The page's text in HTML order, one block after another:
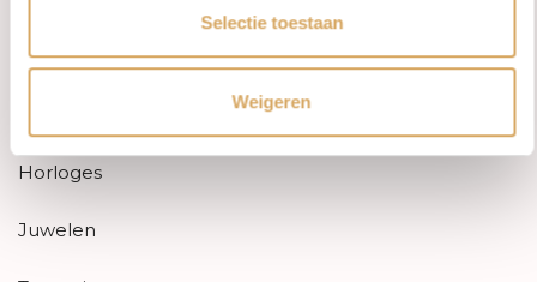
Selectie toestaan
Weigeren
Horloges
Juwelen